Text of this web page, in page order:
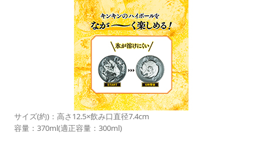
サイズ(約)：高さ12.5×飲み口直径7.4cm
容量：370ml(適正容量：300ml)